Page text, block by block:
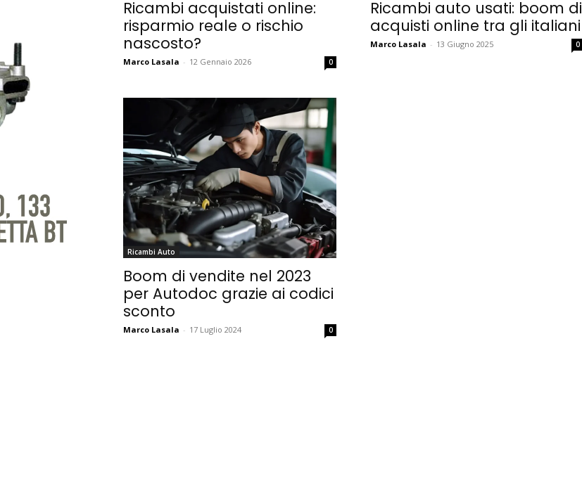
Ricambi acquistati online:
risparmio reale o rischio
nascosto?
Marco Lasala - 12 Gennaio 2026 0
Ricambi auto usati: boom di
acquisti online tra gli italiani
Marco Lasala - 13 Giugno 2025 0
Ricambi Auto
Boom di vendite nel 2023
per Autodoc grazie ai codici
sconto
Marco Lasala - 17 Luglio 2024 0